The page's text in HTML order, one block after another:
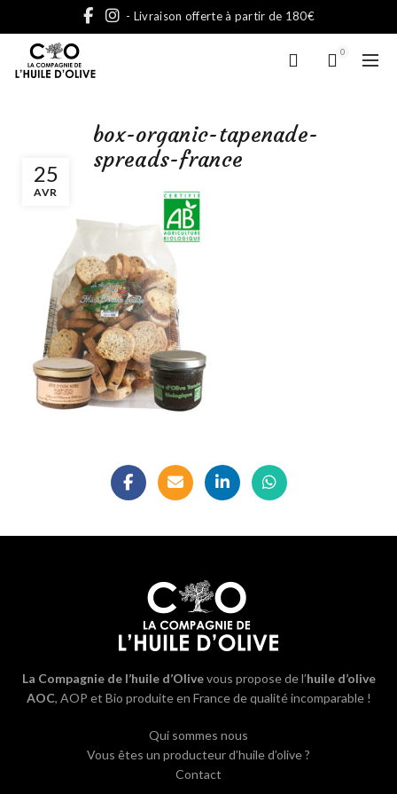
- Livraison offerte à partir de 180€
0
25
AVR
box-organic-tapenade-
spreads-france
La Compagnie de l’huile d’Olivevous propose de l’huile d’olive
AOC, AOP et Bio produite en France de qualité incomparable !
Qui sommes nous
Vous êtes un producteur d’huile d’olive ?
Contact